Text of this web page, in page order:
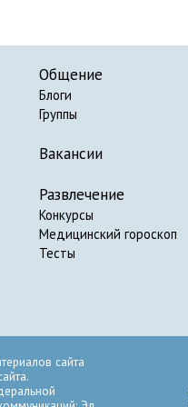
Общение
Блоги
Группы
Вакансии
Развлечение
Конкурсы
Медицинский гороскоп
Тесты
сайта